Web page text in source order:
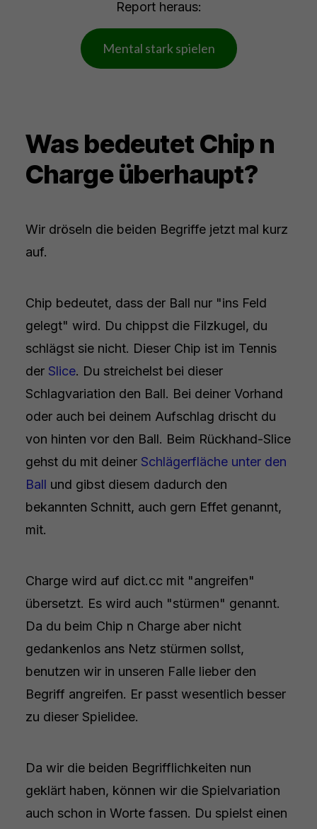
Report heraus:
Mental stark spielen
Was bedeutet Chip n
Charge überhaupt?
Wir dröseln die beiden Begriffe jetzt mal kurz
auf.
Chip bedeutet, dass der Ball nur "ins Feld
gelegt" wird. Du chippst die Filzkugel, du
schlägst sie nicht. Dieser Chip ist im Tennis
der Slice. Du streichelst bei dieser
Schlagvariation den Ball. Bei deiner Vorhand
oder auch bei deinem Aufschlag drischt du
von hinten vor den Ball. Beim Rückhand-Slice
gehst du mit deiner Schlägerfläche unter den
Ball und gibst diesem dadurch den
bekannten Schnitt, auch gern Effet genannt,
mit.
Charge wird auf dict.cc mit "angreifen"
übersetzt. Es wird auch "stürmen" genannt.
Da du beim Chip n Charge aber nicht
gedankenlos ans Netz stürmen sollst,
benutzen wir in unseren Falle lieber den
Begriff angreifen. Er passt wesentlich besser
zu dieser Spielidee.
Da wir die beiden Begrifflichkeiten nun
geklärt haben, können wir die Spielvariation
auch schon in Worte fassen. Du spielst einen